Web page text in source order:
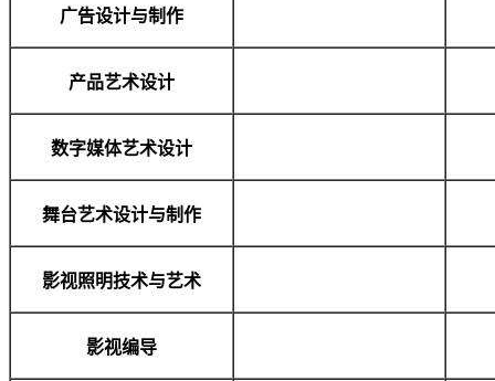
广告设计与制作
产品艺术设计
数字媒体艺术设计
舞台艺术设计与制作
影视照明技术与艺术
影视编导